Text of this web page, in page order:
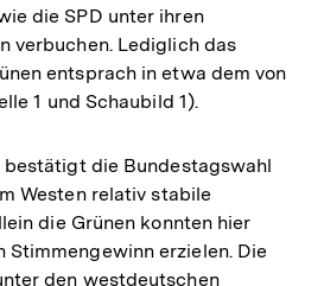
die SPD unter ihren
verbuchen. Lediglich das
entsprach in etwa dem von
1 und Schaubild 1).
die Bundestagswahl
Westen relativ stabile
die Grünen konnten hier
Stimmengewinn erzielen. Die
den westdeutschen